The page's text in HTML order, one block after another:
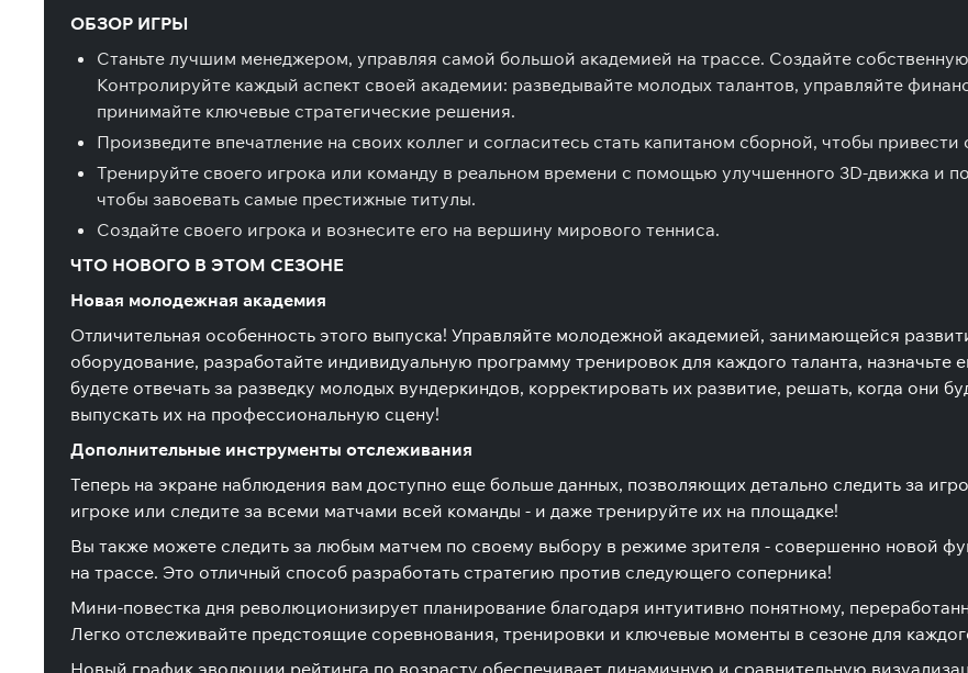
ОБЗОР ИГРЫ
Станьте лучшим менеджером, управляя самой большой академией на трассе. Создайте
Контролируйте каждый аспект своей академии: разведывайте молодых талантов, управляйте
принимайте ключевые стратегические решения.
Произведите впечатление на своих коллег и согласитесь стать капитаном сборной, чтобы
Тренируйте своего игрока или команду в реальном времени с помощью улучшенного 3D-движка и
чтобы завоевать самые престижные титулы.
Создайте своего игрока и вознесите его на вершину мирового тенниса.
ЧТО НОВОГО В ЭТОМ СЕЗОНЕ
Новая молодежная академия
Отличительная особенность этого выпуска! Управляйте молодежной академией, занимающейся
оборудование, разработайте индивидуальную программу тренировок для каждого таланта, назначьте
будете отвечать за разведку молодых вундеркиндов, корректировать их развитие, решать, когда они
выпускать их на профессиональную сцену!
Дополнительные инструменты отслеживания
Теперь на экране наблюдения вам доступно еще больше данных, позволяющих детально следить за
игроке или следите за всеми матчами всей команды - и даже тренируйте их на площадке!
Вы также можете следить за любым матчем по своему выбору в режиме зрителя - совершенно новой
на трассе. Это отличный способ разработать стратегию против следующего соперника!
Мини-повестка дня революционизирует планирование благодаря интуитивно понятному,
Легко отслеживайте предстоящие соревнования, тренировки и ключевые моменты в сезоне для
Новый график эволюции рейтинга по возрасту обеспечивает динамичную и сравнительную